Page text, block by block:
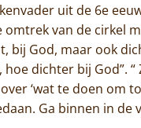
uit de 6e
omtrek van de cirkel
bij God, maar ook
dichter bij God”.
‘wat te doen om
Ga binnen in de